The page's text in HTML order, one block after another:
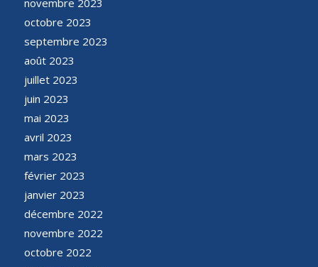
novembre 2023
octobre 2023
septembre 2023
août 2023
juillet 2023
juin 2023
mai 2023
avril 2023
mars 2023
février 2023
janvier 2023
décembre 2022
novembre 2022
octobre 2022